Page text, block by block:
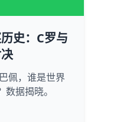
史：C罗与
佩，谁是世界
据揭晓。